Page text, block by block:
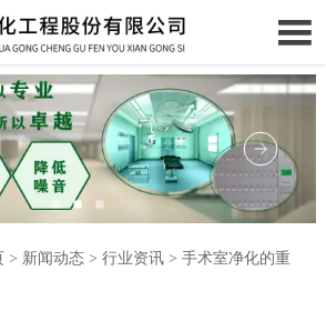

> 新闻动态> 行业资讯> 手术室净化的重